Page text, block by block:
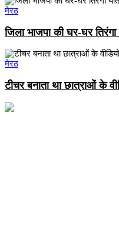
मेरठ
जिला भाजपा की घर-घर तिरंगा
मेरठ
टीचर बनाता था छात्राओं के